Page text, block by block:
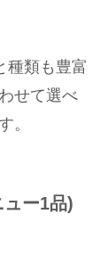
種類も豊富
せて選べ
。
ー1品)